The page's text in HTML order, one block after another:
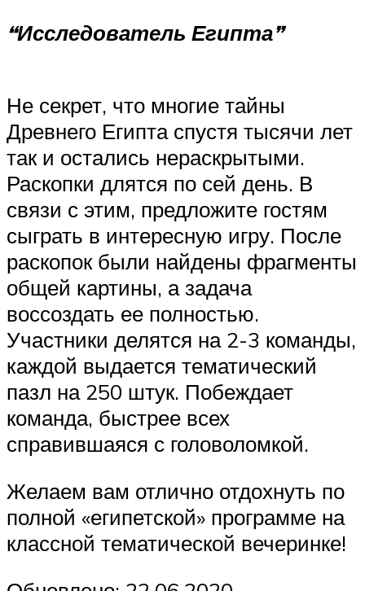
“Исследователь Египта”
Не секрет, что многие тайны
Древнего Египта спустя тысячи лет
так и остались нераскрытыми.
Раскопки длятся по сей день. В
связи с этим, предложите гостям
сыграть в интересную игру. После
раскопок были найдены фрагменты
общей картины, а задача
воссоздать ее полностью.
Участники делятся на 2-3 команды,
каждой выдается тематический
пазл на 250 штук. Побеждает
команда, быстрее всех
справившаяся с головоломкой.
Желаем вам отлично отдохнуть по
полной «египетской» программе на
классной тематической вечеринке!